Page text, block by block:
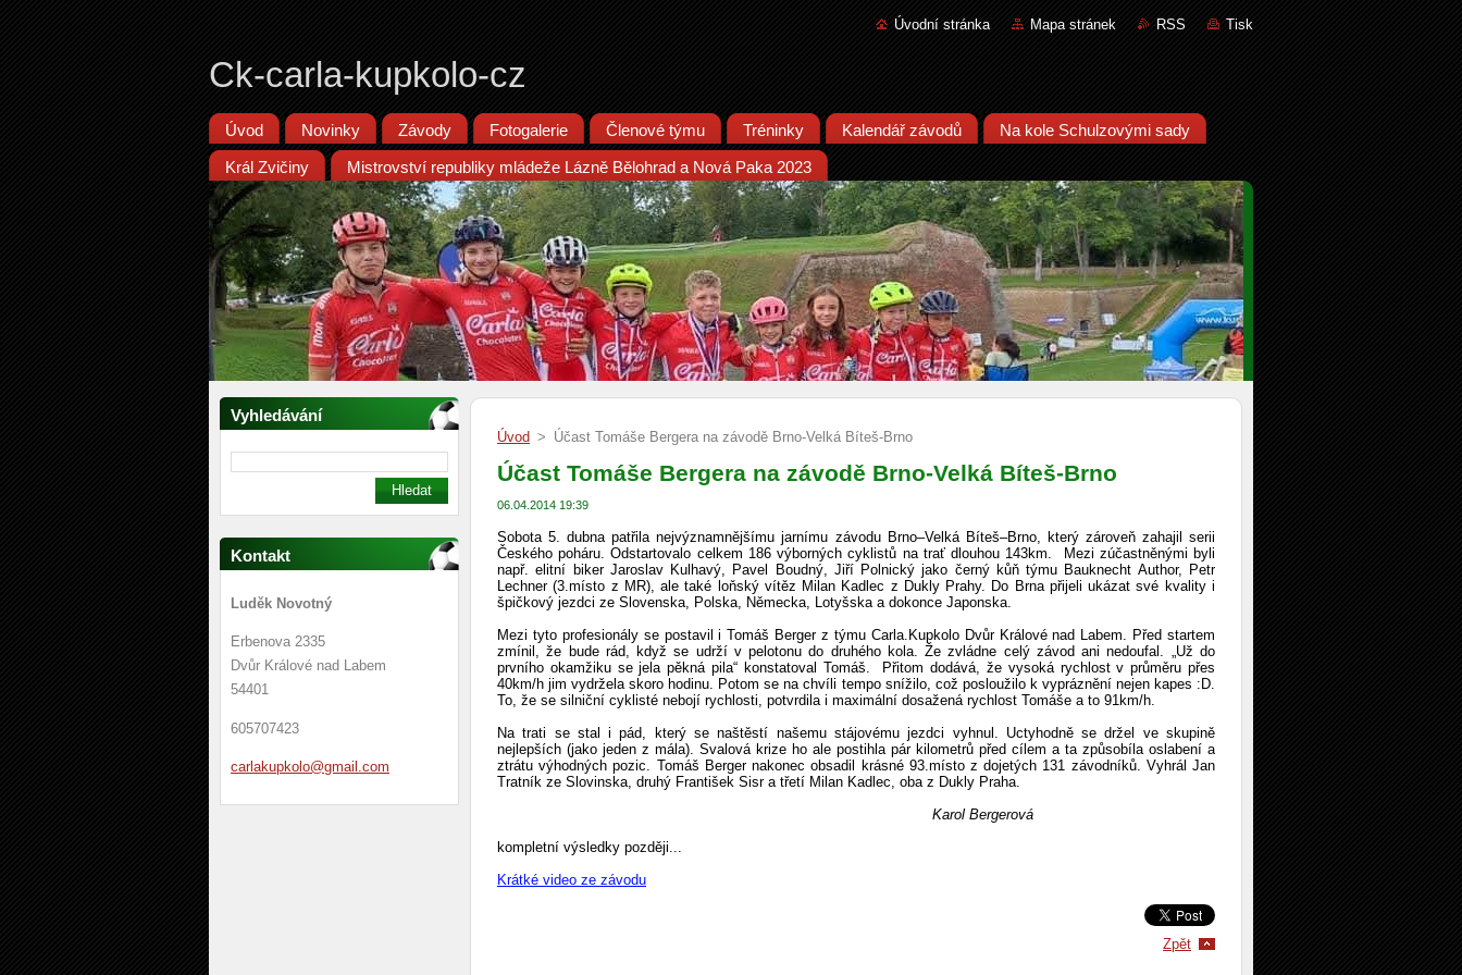
Úvodní stránka Mapa stránek RSS Tisk
Ck-carla-kupkolo-cz
Úvod Novinky Závody Fotogalerie Členové týmu Tréninky Kalendář závodů Na kole Schulzovými sady
Král Zvičiny Mistrovství republiky mládeže Lázně Bělohrad a Nová Paka 2023
Vyhledávání
Kontakt
Luděk Novotný
Erbenova 2335
Dvůr Králové nad Labem
54401
605707423
carlakupkolo@gmail.com
Úvod > Účast Tomáše Bergera na závodě Brno-Velká Bíteš-Brno
Účast Tomáše Bergera na závodě Brno-Velká Bíteš-Brno
06.04.2014 19:39
Sobota 5. dubna patřila nejvýznamnějšímu jarnímu závodu Brno–Velká Bíteš–Brno, který zároveň zahajil serii
Českého poháru. Odstartovalo celkem 186 výborných cyklistů na trať dlouhou 143km. Mezi zúčastněnými byli
např. elitní biker Jaroslav Kulhavý, Pavel Boudný, Jiří Polnický jako černý kůň týmu Bauknecht Author, Petr
Lechner (3.místo z MR), ale také loňský vítěz Milan Kadlec z Dukly Prahy. Do Brna přijeli ukázat své kvality i
špičkový jezdci ze Slovenska, Polska, Německa, Lotyšska a dokonce Japonska.
Mezi tyto profesionály se postavil i Tomáš Berger z týmu Carla.Kupkolo Dvůr Králové nad Labem. Před startem
zmínil, že bude rád, když se udrží v pelotonu do druhého kola. Že zvládne celý závod ani nedoufal. „Už do
prvního okamžiku se jela pěkná pila“ konstatoval Tomáš. Přitom dodává, že vysoká rychlost v průměru přes
40km/h jim vydržela skoro hodinu. Potom se na chvíli tempo snížilo, což posloužilo k vypráznění nejen kapes :D.
To, že se silniční cyklisté nebojí rychlosti, potvrdila i maximální dosažená rychlost Tomáše a to 91km/h.
Na trati se stal i pád, který se naštěstí našemu stájovému jezdci vyhnul. Uctyhodně se držel ve skupině
nejlepších (jako jeden z mála). Svalová krize ho ale postihla pár kilometrů před cílem a ta způsobíla oslabení a
ztrátu výhodných pozic. Tomáš Berger nakonec obsadil krásné 93.místo z dojetých 131 závodníků. Vyhrál Jan
Tratník ze Slovinska, druhý František Sisr a třetí Milan Kadlec, oba z Dukly Praha.
Karol Bergerová
kompletní výsledky později...
Krátké video ze závodu
Zpět